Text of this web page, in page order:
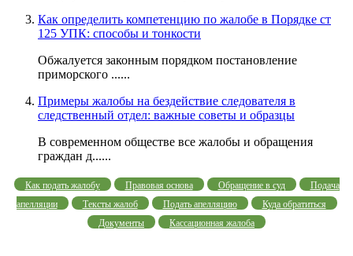
Как определить компетенцию по жалобе в Порядке ст
125 УПК: способы и тонкости
Обжалуется законным порядком постановление
приморского ......
Примеры жалобы на бездействие следователя в
следственный отдел: важные советы и образцы
В современном обществе все жалобы и обращения
граждан д......
Как подать жалобу Правовая основа Обращение в суд
Подача
апелляции
Тексты жалоб Подать апелляцию
Куда обратиться
Документы
Кассационная жалоба